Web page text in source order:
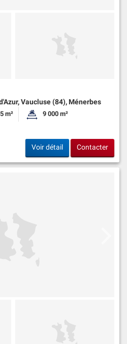
Vaucluse (84), Ménerbes
habitable:
m² Superficie du terrain:
9 000 m²
Voir détail Contacter